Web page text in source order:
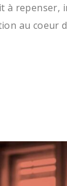
à repenser,
au coeur